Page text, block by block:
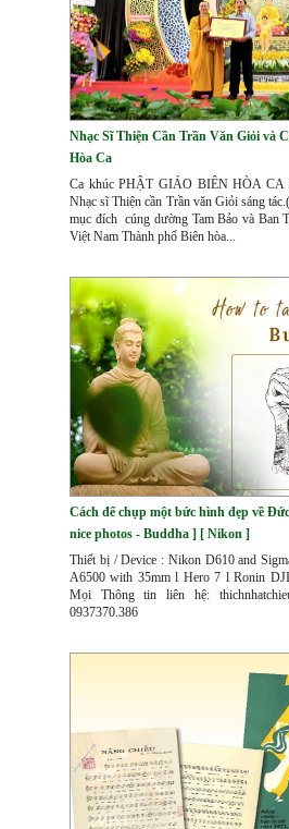
Nhạc Sĩ Thiện Cần Trần Văn Giỏi và
Hòa Ca
Ca khúc PHẬT GIÁO BIÊN HÒA CA
Nhạc sĩ Thiện cần Trần văn Giỏi sáng
mục đích cúng dường Tam Bảo và Ban
Việt Nam Thành phố Biên hòa...
Cách để chụp một bức hình đẹp về
nice photos - Buddha ] [ Nikon ]
Thiết bị / Device : Nikon D610 and
A6500 with 35mm l Hero 7 l Ronin
Mọi Thông tin liên hệ:
0937370.386